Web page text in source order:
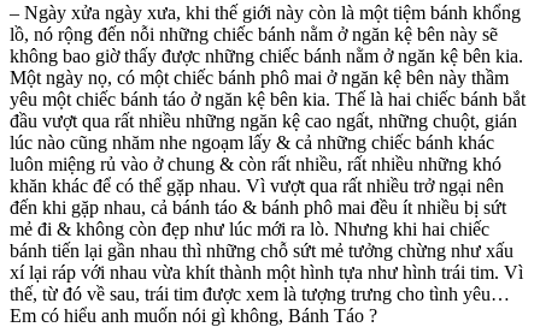
– Ngày xửa ngày xưa, khi thế giới này còn là một tiệm bánh khổng
lồ, nó rộng đến nỗi những chiếc bánh nằm ở ngăn kệ bên này sẽ
không bao giờ thấy được những chiếc bánh nằm ở ngăn kệ bên kia.
Một ngày nọ, có một chiếc bánh phô mai ở ngăn kệ bên này thầm
yêu một chiếc bánh táo ở ngăn kệ bên kia. Thế là hai chiếc bánh bắt
đầu vượt qua rất nhiều những ngăn kệ cao ngất, những chuột, gián
lúc nào cũng nhăm nhe ngoạm lấy & cả những chiếc bánh khác
luôn miệng rủ vào ở chung & còn rất nhiều, rất nhiều những khó
khăn khác để có thể gặp nhau. Vì vượt qua rất nhiều trở ngại nên
đến khi gặp nhau, cả bánh táo & bánh phô mai đều ít nhiều bị sứt
mẻ đi & không còn đẹp như lúc mới ra lò. Nhưng khi hai chiếc
bánh tiến lại gần nhau thì những chỗ sứt mẻ tưởng chừng như xấu
xí lại ráp với nhau vừa khít thành một hình tựa như hình trái tim. Vì
thế, từ đó về sau, trái tim được xem là tượng trưng cho tình yêu…
Em có hiểu anh muốn nói gì không, Bánh Táo ?